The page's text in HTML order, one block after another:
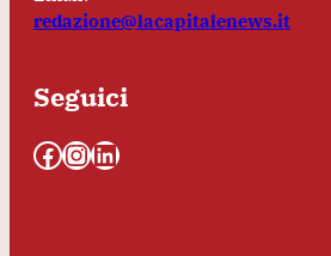
redazione@lacapitalenews.it
Seguici
Facebook InstagramLinkedIn